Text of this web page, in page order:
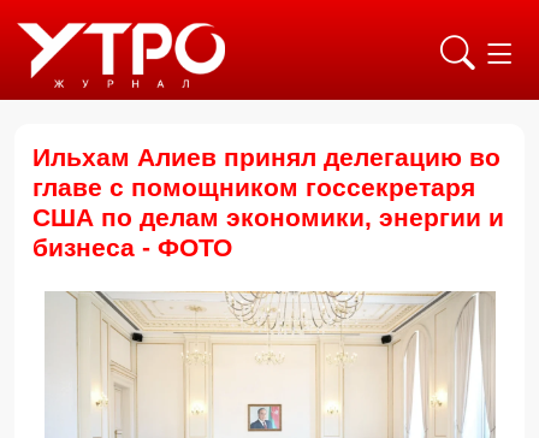
Ильхам Алиев принял делегацию во
главе с помощником госсекретаря
США по делам экономики, энергии и
бизнеса - ФОТО